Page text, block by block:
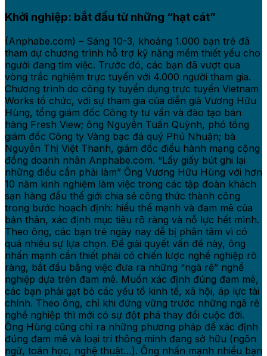
Khởi nghiệp: bắt đầu từ những “hạt cát”
(Anphabe.com) – Sáng 10-3, khoảng 1.000 bạn trẻ đã
tham dự chương trình hỗ trợ kỹ năng mềm thiết yếu cho
người đang tìm việc. Trước đó, các bạn đã vượt qua
vòng trắc nghiệm trực tuyến với 4.000 người tham gia.
Chương trình do công ty tuyển dụng trực tuyến Vietnam
Works tổ chức, với sự tham gia của diễn giả Vương Hữu
Hùng, tổng giám đốc Công ty tư vấn và đào tạo bán
hàng Fresh View; ông Nguyễn Tuấn Quỳnh, phó tổng
giám đốc Công ty Vàng bạc đá quý Phú Nhuận; bà
Nguyễn Thị Việt Thanh, giám đốc điều hành mạng cộng
đồng doanh nhân Anphabe.com. “Lấy giấy bút ghi lại
những điều cần phải làm” Ông Vương Hữu Hùng với hơn
10 năm kinh nghiệm làm việc trong các tập đoàn khách
sạn hàng đầu thế giới chia sẻ công thức thành công
trong bước hoạch định: hiểu thế mạnh và đam mê của
bản thân, xác định mục tiêu rõ ràng và nỗ lực hết mình.
Theo ông, các bạn trẻ ngày nay dễ bị phân tâm vì có
quá nhiều sự lựa chọn. Để giải quyết vấn đề này, ông
nhấn mạnh cần thiết phải có chiến lược nghề nghiệp rõ
ràng, bắt đầu bằng việc đưa ra những “ngã rẽ” nghề
nghiệp dựa trên đam mê. Muốn xác định đúng đam mê,
các bạn phải gạt bỏ các yếu tố kinh tế, xã hội, áp lực tài
chính. Theo ông, chỉ khi đứng vững trước những ngã rẽ
nghề nghiệp thì mới có sự đột phá thay đổi cuộc đời.
Ông Hùng cũng chỉ ra những phương pháp để xác định
đúng đam mê và loại trí thông minh đang sở hữu (ngôn
ngữ, toán học, nghệ thuật…). Ông nhấn mạnh nhiều bạn